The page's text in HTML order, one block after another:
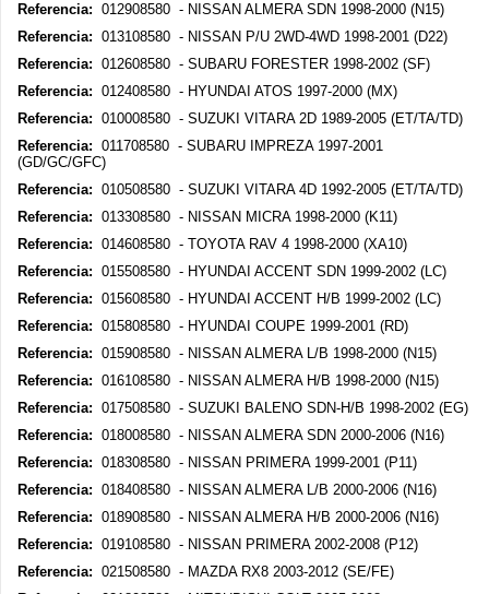
Referencia: 012908580 - NISSAN ALMERA SDN 1998-2000 (N15)
Referencia: 013108580 - NISSAN P/U 2WD-4WD 1998-2001 (D22)
Referencia: 012608580 - SUBARU FORESTER 1998-2002 (SF)
Referencia: 012408580 - HYUNDAI ATOS 1997-2000 (MX)
Referencia: 010008580 - SUZUKI VITARA 2D 1989-2005 (ET/TA/TD)
Referencia: 011708580 - SUBARU IMPREZA 1997-2001
(GD/GC/GFC)
Referencia: 010508580 - SUZUKI VITARA 4D 1992-2005 (ET/TA/TD)
Referencia: 013308580 - NISSAN MICRA 1998-2000 (K11)
Referencia: 014608580 - TOYOTA RAV 4 1998-2000 (XA10)
Referencia: 015508580 - HYUNDAI ACCENT SDN 1999-2002 (LC)
Referencia: 015608580 - HYUNDAI ACCENT H/B 1999-2002 (LC)
Referencia: 015808580 - HYUNDAI COUPE 1999-2001 (RD)
Referencia: 015908580 - NISSAN ALMERA L/B 1998-2000 (N15)
Referencia: 016108580 - NISSAN ALMERA H/B 1998-2000 (N15)
Referencia: 017508580 - SUZUKI BALENO SDN-H/B 1998-2002 (EG)
Referencia: 018008580 - NISSAN ALMERA SDN 2000-2006 (N16)
Referencia: 018308580 - NISSAN PRIMERA 1999-2001 (P11)
Referencia: 018408580 - NISSAN ALMERA L/B 2000-2006 (N16)
Referencia: 018908580 - NISSAN ALMERA H/B 2000-2006 (N16)
Referencia: 019108580 - NISSAN PRIMERA 2002-2008 (P12)
Referencia: 021508580 - MAZDA RX8 2003-2012 (SE/FE)